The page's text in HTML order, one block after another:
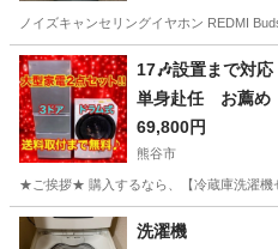
ノイズキャンセリングイヤホン REDMI
埼玉 所沢市 新所沢駅 オーデ
17🎶設置まで
単身赴任 お薦
機 セット
69,800円
熊谷市
★ご挨拶★ 購入するなら、【冷蔵庫洗濯機
埼玉 熊谷市 生活家電
洗濯機